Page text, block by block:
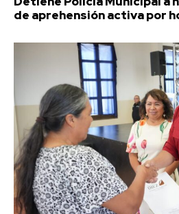
de aprehensión activa por